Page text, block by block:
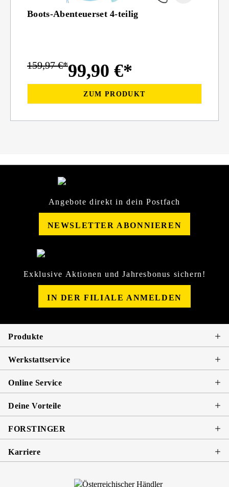
Boots-Abenteuerset 4-teilig
99,90 €*
159,97 €*
ZUM PRODUKT
Angebote direkt in dein Postfach
NEWSLETTER ABONNIEREN
Exklusive Aktionen und Jahresbonus sichern!
IN DER FILIALE ANMELDEN
Produkte
Werkstattservice
Online Service
Deine Vorteile
FORSTINGER
Karriere